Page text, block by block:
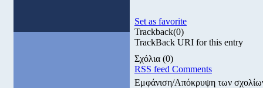
Set as favorite
Trackback(0)
TrackBack URI for this entry
Σχόλια (0)
RSS feed Comments
Εμφάνιση/Απόκρυψη των